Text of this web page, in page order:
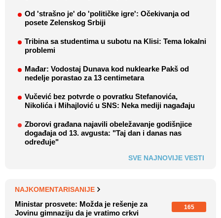
Od 'strašno je' do 'političke igre': Očekivanja od
posete Zelenskog Srbiji
Tribina sa studentima u subotu na Klisi: Tema lokalni
problemi
Mađar: Vodostaj Dunava kod nuklearke Pakš od
nedelje porastao za 13 centimetara
Vučević bez potvrde o povratku Stefanovića,
Nikolića i Mihajlović u SNS: Neka mediji nagađaju
Zborovi građana najavili obeležavanje godišnjice
događaja od 13. avgusta: "Taj dan i danas nas
određuje"
SVE NAJNOVIJE VESTI
NAJKOMENTARISANIJE
Ministar prosvete: Možda je rešenje za
Jovinu gimnaziju da je vratimo crkvi
165